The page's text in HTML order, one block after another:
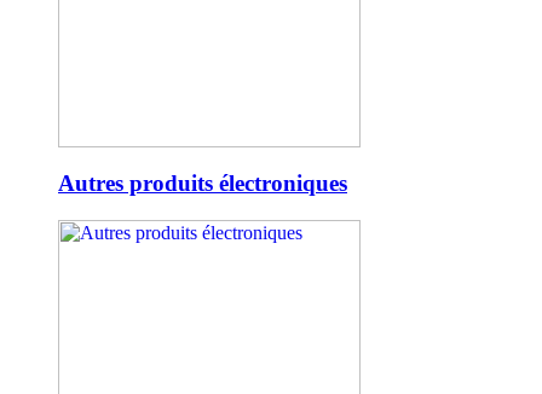
Autres produits électroniques